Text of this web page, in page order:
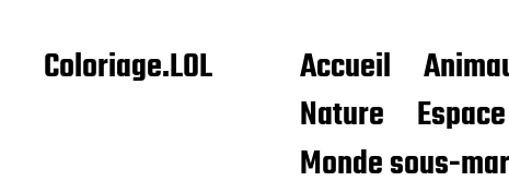
Coloriage.LOL Accueil
Nature
Espace
Monde sous-